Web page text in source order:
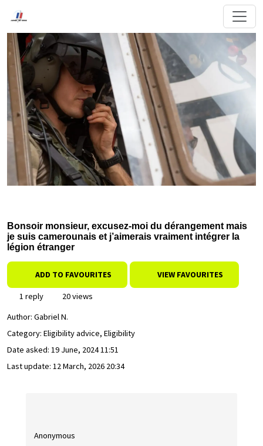
Bonsoir monsieur, excusez-moi du dérangement mais
je suis camerounais et j’aimerais vraiment intégrer la
légion étranger
ADD TO FAVOURITES VIEW FAVOURITES
1 reply
20 views
Author: Gabriel N.
Category: Eligibility advice, Eligibility
Date asked: 19 June, 2024 11:51
Last update: 12 March, 2026 20:34
Anonymous